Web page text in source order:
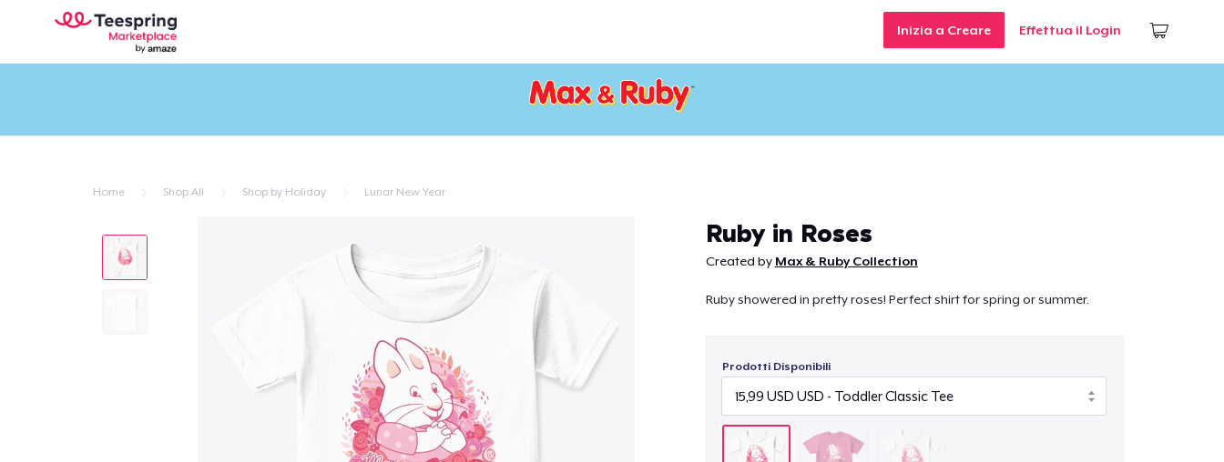
Inizia a Creare Effettua il Login
Home Shop All Shop by Holiday Lunar New Year
Ruby in Roses
Created by Max & Ruby Collection
Ruby showered in pretty roses! Perfect shirt for spring or summer.
Prodotti Disponibili